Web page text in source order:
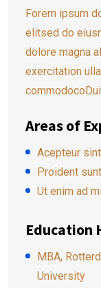
Forem ipsum
elitsed do
dolore magna
exercitation
Areas of
Acepteur
Proident
Ut enim ad
Education
MBA,
University